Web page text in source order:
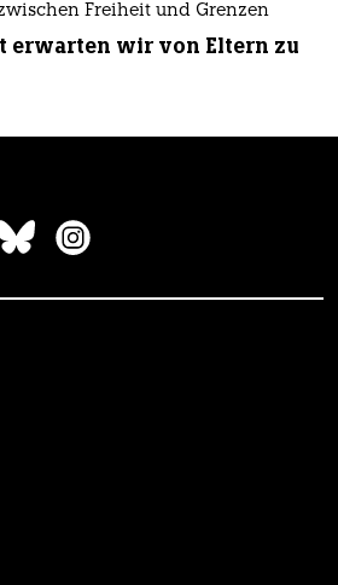
Freiheit und Grenzen
erwarten wir von Eltern zu